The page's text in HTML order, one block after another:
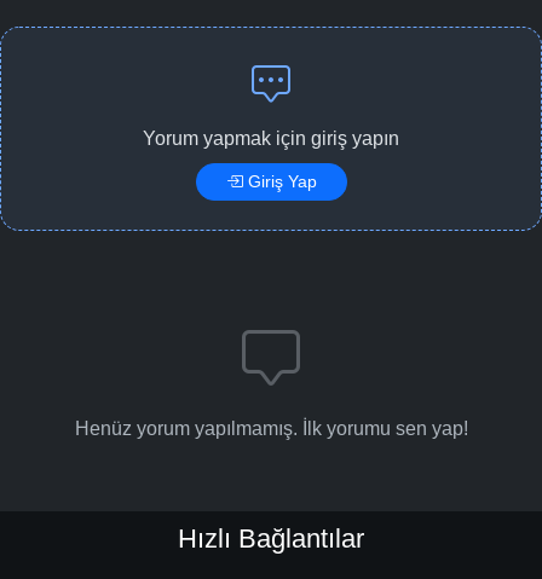
Yorum yapmak için giriş yapın
Giriş Yap
Henüz yorum yapılmamış. İlk yorumu sen yap!
Hızlı Bağlantılar